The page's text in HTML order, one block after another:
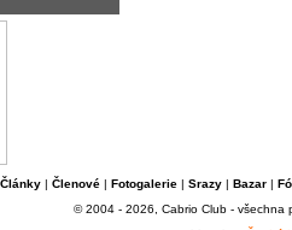
Články| Členové| Fotogalerie| Srazy| Bazar|
© 2004 - 2026, Cabrio Club - všechna